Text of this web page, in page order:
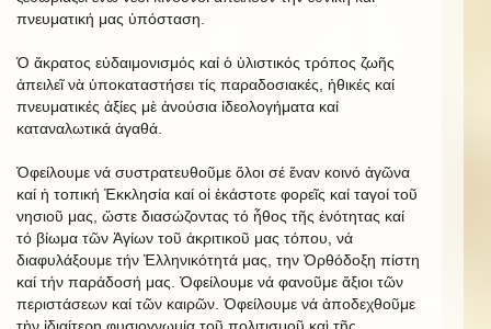
πνευματική μας ὑπόσταση.
Ὁ ἄκρατος εὐδαιμονισμός καί ὁ ὑλιστικός τρόπος ζωῆς
ἀπειλεῖ νὰ ὑποκαταστήσει τίς παραδοσιακές, ἠθικές καί
πνευματικές ἀξίες μὲ ἀνούσια ἰδεολογήματα καί
καταναλωτικά ἀγαθά.
Ὀφείλουμε νά συστρατευθοῦμε ὅλοι σέ ἕναν κοινό ἀγῶνα
καί ἡ τοπική Ἐκκλησία καί οἱ ἑκάστοτε φορεῖς καί ταγοί τοῦ
νησιοῦ μας, ὥστε διασώζοντας τό ἦθος τῆς ἑνότητας καί
τό βίωμα τῶν Ἁγίων τοῦ ἀκριτικοῦ μας τόπου, νά
διαφυλάξουμε τήν Ἑλληνικότητά μας, την Ὀρθόδοξη πίστη
καί τήν παράδοσή μας. Ὀφείλουμε νά φανοῦμε ἄξιοι τῶν
περιστάσεων καί τῶν καιρῶν. Ὀφείλουμε νά ἀποδεχθοῦμε
τὴν ἰδιαίτερη φυσιογνωμία τοῦ πολιτισμοῦ καὶ τῆς